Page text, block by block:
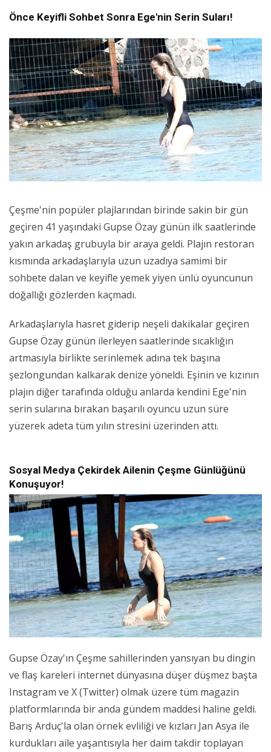
Önce Keyifli Sohbet Sonra Ege'nin Serin Suları!
Çeşme'nin popüler plajlarından birinde sakin bir gün
geçiren 41 yaşındaki Gupse Özay günün ilk saatlerinde
yakın arkadaş grubuyla bir araya geldi. Plajın restoran
kısmında arkadaşlarıyla uzun uzadıya samimi bir
sohbete dalan ve keyifle yemek yiyen ünlü oyuncunun
doğallığı gözlerden kaçmadı.
Arkadaşlarıyla hasret giderip neşeli dakikalar geçiren
Gupse Özay günün ilerleyen saatlerinde sıcaklığın
artmasıyla birlikte serinlemek adına tek başına
şezlongundan kalkarak denize yöneldi. Eşinin ve kızının
plajın diğer tarafında olduğu anlarda kendini Ege'nin
serin sularına bırakan başarılı oyuncu uzun süre
yüzerek adeta tüm yılın stresini üzerinden attı.
Sosyal Medya Çekirdek Ailenin Çeşme Günlüğünü
Konuşuyor!
Gupse Özay'ın Çeşme sahillerinden yansıyan bu dingin
ve flaş kareleri internet dünyasına düşer düşmez başta
Instagram ve X (Twitter) olmak üzere tüm magazin
platformlarında bir anda gündem maddesi haline geldi.
Barış Arduç'la olan örnek evliliği ve kızları Jan Asya ile
kurdukları aile yaşantısıyla her daim takdir toplayan